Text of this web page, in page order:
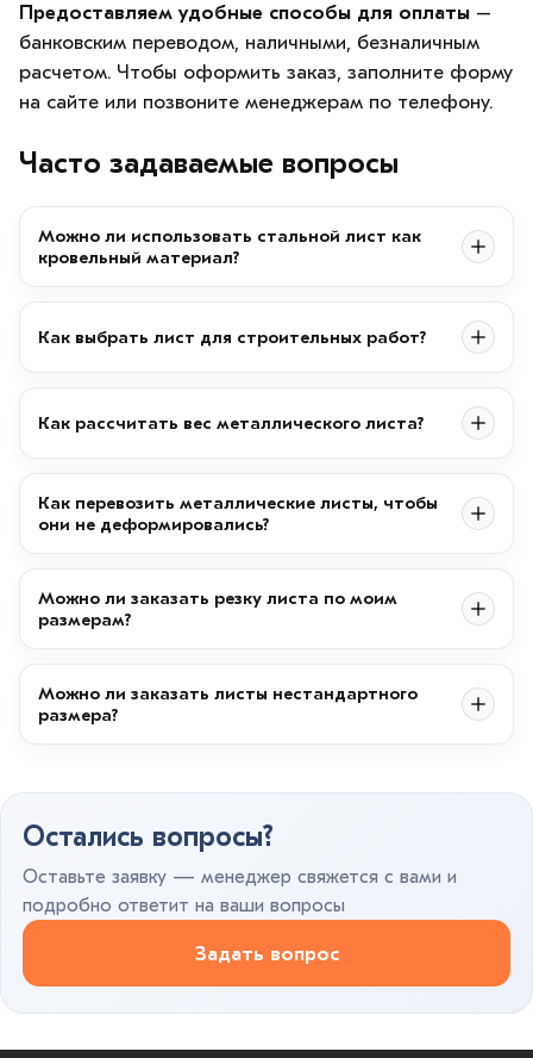
Предоставляем удобные способы для оплаты –
банковским переводом, наличными, безналичным
расчетом. Чтобы оформить заказ, заполните форму
на сайте или позвоните менеджерам по телефону.
Часто задаваемые вопросы
Можно ли использовать стальной лист как
кровельный материал?
Как выбрать лист для строительных работ?
Как рассчитать вес металлического листа?
Как перевозить металлические листы, чтобы
они не деформировались?
Можно ли заказать резку листа по моим
размерам?
Можно ли заказать листы нестандартного
размера?
Остались вопросы?
Оставьте заявку — менеджер свяжется с вами и
подробно ответит на ваши вопросы
Задать вопрос